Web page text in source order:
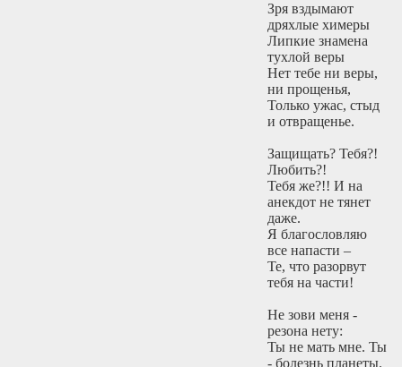
Зря вздымают
дряхлые химеры
Липкие знамена
тухлой веры
Нет тебе ни веры,
ни прощенья,
Только ужас, стыд
и отвращенье.
Защищать? Тебя?!
Любить?!
Тебя же?!! И на
анекдот не тянет
даже.
Я благословляю
все напасти –
Те, что разорвут
тебя на части!
Не зови меня -
резона нету:
Ты не мать мне. Ты
- болезнь планеты.